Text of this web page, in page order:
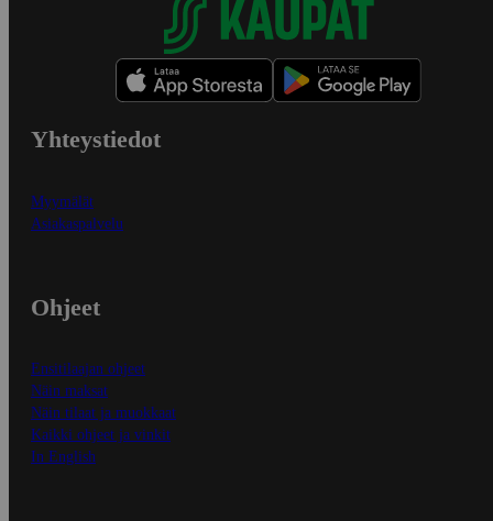
Yhteystiedot
Myymälät
Asiakaspalvelu
Ohjeet
Ensitilaajan ohjeet
Näin maksat
Näin tilaat ja muokkaat
Kaikki ohjeet ja vinkit
In English